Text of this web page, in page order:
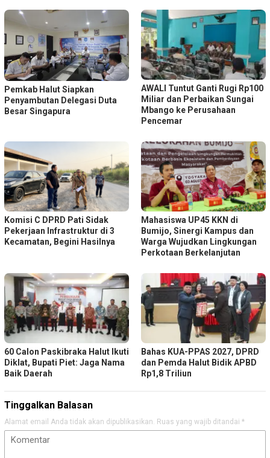
Pemkab Halut Siapkan
Penyambutan Delegasi Duta
Besar Singapura
AWALI Tuntut Ganti Rugi Rp100
Miliar dan Perbaikan Sungai
Mbango ke Perusahaan
Pencemar
Komisi C DPRD Pati Sidak
Pekerjaan Infrastruktur di 3
Kecamatan, Begini Hasilnya
Mahasiswa UP45 KKN di
Bumijo, Sinergi Kampus dan
Warga Wujudkan Lingkungan
Perkotaan Berkelanjutan
60 Calon Paskibraka Halut Ikuti
Diklat, Bupati Piet: Jaga Nama
Baik Daerah
Bahas KUA-PPAS 2027, DPRD
dan Pemda Halut Bidik APBD
Rp1,8 Triliun
Tinggalkan Balasan
Alamat email Anda tidak akan dipublikasikan. Ruas yang wajib ditandai *